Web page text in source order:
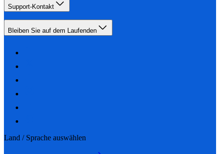
Support-Kontakt
Bleiben Sie auf dem Laufenden
Land / Sprache auswählen